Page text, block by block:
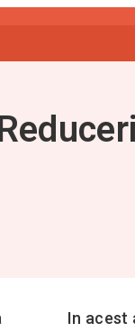
In acest